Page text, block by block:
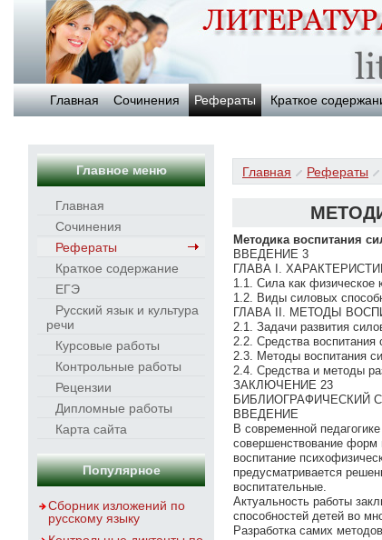
Главная Сочинения Рефераты Краткое
Главное меню
Главная
Сочинения
Рефераты
Краткое содержание
ЕГЭ
Русский язык и культура
речи
Курсовые работы
Контрольные работы
Рецензии
Дипломные работы
Карта сайта
Популярное
Сборник изложений по
русскому языку
Главная Рефераты
Методика воспитания
ВВЕДЕНИЕ 3
ГЛАВА I.
1.1. Сила как физическое
1.2. Виды силовых
ГЛАВА II. МЕТОДЫ
2.1. Задачи развития
2.2. Средства воспитания
2.3. Методы воспитания
2.4. Средства и методы
ЗАКЛЮЧЕНИЕ 23
БИБЛИОГРАФИЧЕСКИЙ
ВВЕДЕНИЕ
В современной
совершенствование форм
воспитание
предусматривается
воспитательные.
Актуальность работы
способностей детей во
Разработка самих